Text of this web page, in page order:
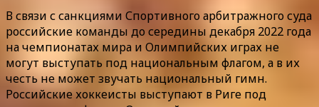
В связи с санкциями Спортивного арбитражного суда
российские команды до середины декабря 2022 года
на чемпионатах мира и Олимпийских играх не
могут выступать под национальным флагом, а в их
честь не может звучать национальный гимн.
Российские хоккеисты выступают в Риге под